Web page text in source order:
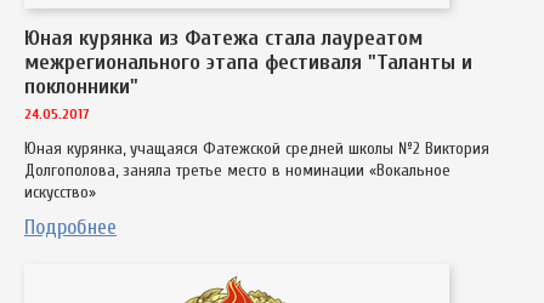
Юная курянка из Фатежа стала лауреатом
межрегионального этапа фестиваля "Таланты и
поклонники"
24.05.2017
Юная курянка, учащаяся Фатежской средней школы №2 Виктория
Долгополова, заняла третье место в номинации «Вокальное
искусство»
Подробнее